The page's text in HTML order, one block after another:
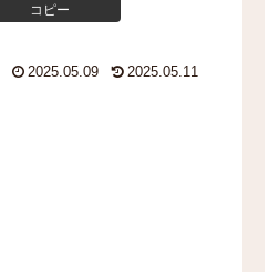
コピー
2025.05.09 2025.05.11